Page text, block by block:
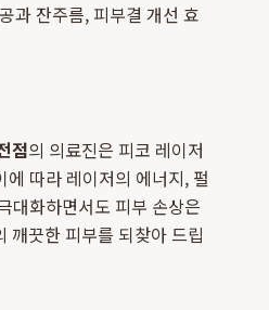
과 잔주름, 피부결 개선 효
점의 의료진은 피코 레이저
따라 레이저의 에너지, 펄
대화하면서도 피부 손상은
깨끗한 피부를 되찾아 드립